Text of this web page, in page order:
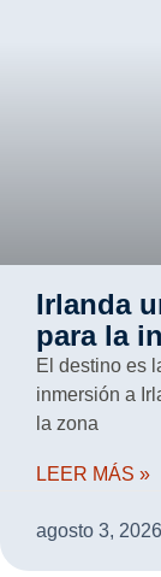
Irlanda
para la
El destino es
inmersión a
la zona
LEER MÁS »
agosto 3, 2026